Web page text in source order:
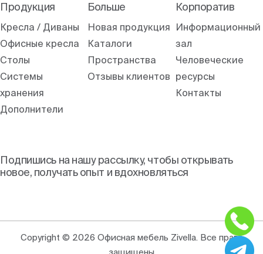
Продукция
Кресла / Диваны
Офисные кресла
Столы
Системы
хранения
Дополнители
Больше
Новая продукция
Каталоги
Пространства
Отзывы клиентов
Корпоратив
Информационный
зал
Человеческие
ресурсы
Контакты
Подпишись на нашу рассылку, чтобы открывать
новое, получать опыт и вдохновляться
Copyright © 2026 Офисная мебель Zivella. Все права
защищены